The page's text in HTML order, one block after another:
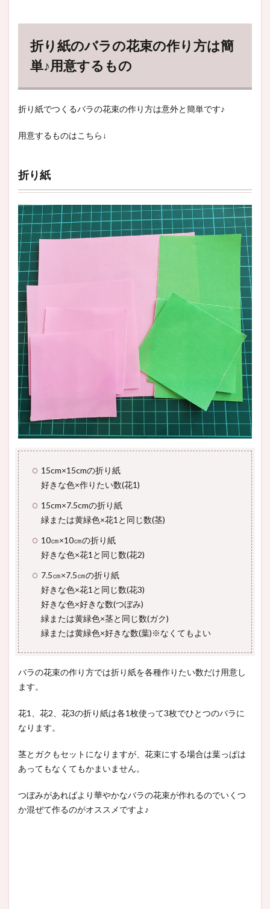
折り紙のバラの花束の作り方は簡
単♪用意するもの
折り紙でつくるバラの花束の作り方は意外と簡単です♪
用意するものはこちら↓
折り紙
15cm×15cmの折り紙
好きな色×作りたい数(花1)
15cm×7.5cmの折り紙
緑または黄緑色×花1と同じ数(茎)
10㎝×10㎝の折り紙
好きな色×花1と同じ数(花2)
7.5㎝×7.5㎝の折り紙
好きな色×花1と同じ数(花3)
好きな色×好きな数(つぼみ)
緑または黄緑色×茎と同じ数(ガク)
緑または黄緑色×好きな数(葉)※なくてもよい
バラの花束の作り方では折り紙を各種作りたい数だけ用意し
ます。
花1、花2、花3の折り紙は各1枚使って3枚でひとつのバラに
なります。
茎とガクもセットになりますが、花束にする場合は葉っぱは
あってもなくてもかまいません。
つぼみがあればより華やかなバラの花束が作れるのでいくつ
か混ぜて作るのがオススメですよ♪